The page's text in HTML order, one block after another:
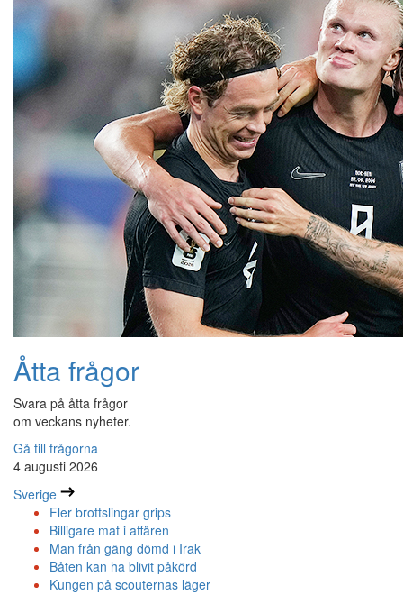
Åtta frågor
Svara på åtta frågor
om veckans nyheter.
Gå till frågorna
4 augusti 2026
Sverige
Fler brottslingar grips
Billigare mat i affären
Man från gäng dömd i Irak
Båten kan ha blivit påkörd
Kungen på scouternas läger